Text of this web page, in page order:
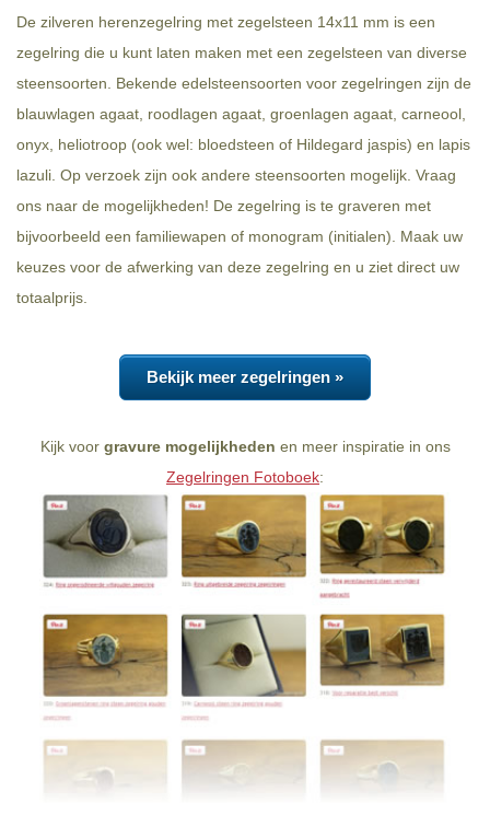
De zilveren herenzegelring met zegelsteen 14x11 mm is een
zegelring die u kunt laten maken met een zegelsteen van diverse
steensoorten. Bekende edelsteensoorten voor zegelringen zijn de
blauwlagen agaat, roodlagen agaat, groenlagen agaat, carneool,
onyx, heliotroop (ook wel: bloedsteen of Hildegard jaspis) en lapis
lazuli. Op verzoek zijn ook andere steensoorten mogelijk. Vraag
ons naar de mogelijkheden! De zegelring is te graveren met
bijvoorbeeld een familiewapen of monogram (initialen). Maak uw
keuzes voor de afwerking van deze zegelring en u ziet direct uw
totaalprijs.
Bekijk meer zegelringen »
Kijk voor gravure mogelijkheden en meer inspiratie in ons
Zegelringen Fotoboek: